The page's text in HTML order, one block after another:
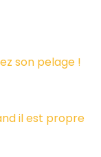
son pelage !
il est propre